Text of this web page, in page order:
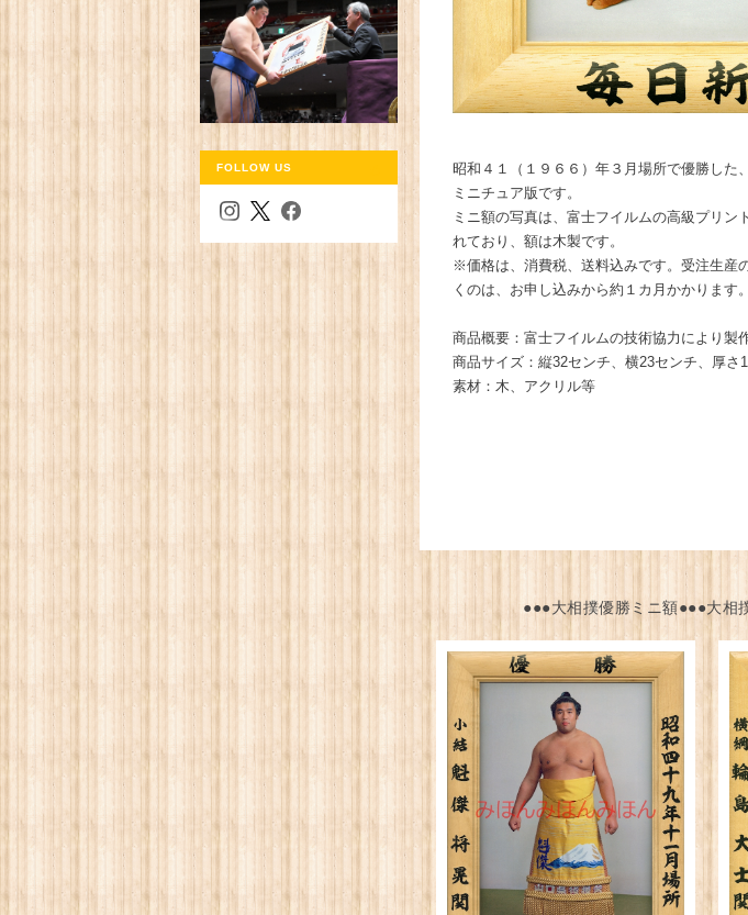
昭和４１（１９６６）年３月場所で優勝し
ミニチュア版です。
ミニ額の写真は、富士フイルムの高級プリン
れており、額は木製です。
※価格は、消費税、送料込みです。受注生産
くのは、お申し込みから約１カ月かかります。
商品概要：富士フイルムの技術協力により製
商品サイズ：縦32センチ、横23センチ、厚さ
素材：木、アクリル等
●●●大相撲優勝ミニ額●●●大相
FOLLOW US